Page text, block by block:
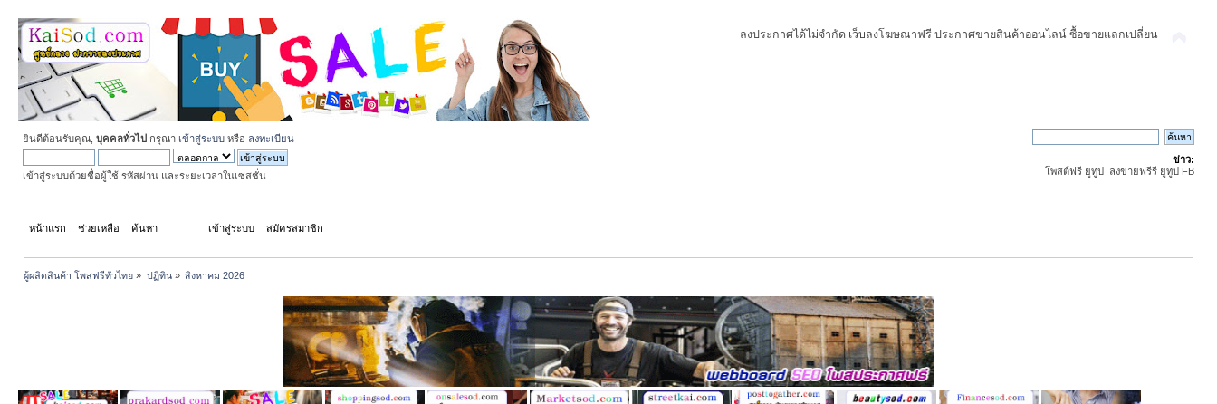
ลงประกาศได้ไม่จำกัด เว็บลงโฆษณาฟรี ประกาศขายสินค้าออนไลน์ ซื้อขายแลกเปลี่ยน
ยินดีต้อนรับคุณ, บุคคลทั่วไป กรุณา เข้าสู่ระบบ หรือ ลงทะเบียน
เข้าสู่ระบบด้วยชื่อผู้ใช้ รหัสผ่าน และระยะเวลาในเซสชั่น
ข่าว:
โพสต์ฟรี ยูทูป ลงขายฟรีรี ยูทูป FB
หน้าแรก ช่วยเหลือ ค้นหา เข้าสู่ระบบ สมัครสมาชิก
ผู้ผลิตสินค้า โพสฟรีทั่วไทย » ปฏิทิน» สิงหาคม 2026